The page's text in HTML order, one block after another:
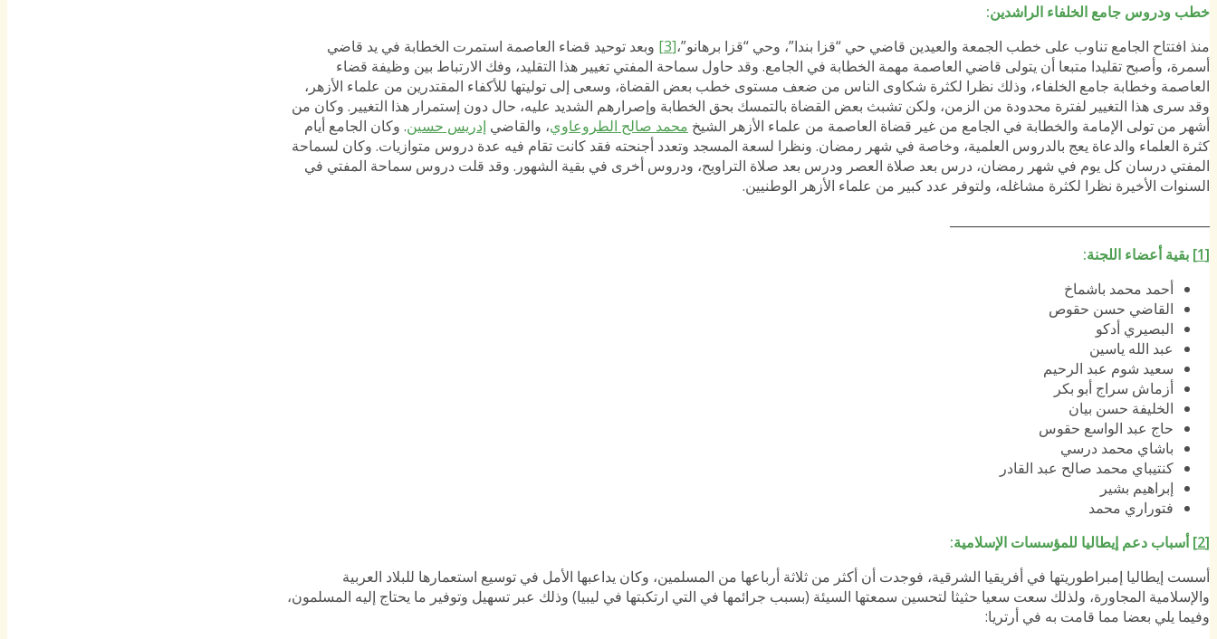
خطب ودروس جامع الخلفاء الراشدين:
منذ افتتاح الجامع تناوب على خطب الجمعة والعيدين قاضي حي “قزا بندا”، وحي “قزا برهانو”،[3]
وبعد توحيد قضاء العاصمة استمرت الخطابة في يد قاضي
أسمرة، وأصبح تقليدا متبعا أن يتولى قاضي العاصمة مهمة الخطابة في الجامع. وقد حاول سماحة المفتي تغيير هذا التقليد، وفك الارتباط بين وظيفة قضاء
العاصمة وخطابة جامع الخلفاء، وذلك نظرا لكثرة شكاوى الناس من ضعف مستوى خطب بعض القضاة، وسعى إلى توليتها للأكفاء المقتدرين من علماء الأزهر،
وقد سرى هذا التغيير لفترة محدودة من الزمن، ولكن تشبث بعض القضاة بالتمسك بحق الخطابة وإصرارهم الشديد عليه، حال دون إستمرار هذا التغيير. وكان من
أشهر من تولى الإمامة والخطابة في الجامع من غير قضاة العاصمة من علماء الأزهر الشيخ محمد صالح الطروعاوي، والقاضي إدريس حسين. وكان الجامع أيام
كثرة العلماء والدعاة يعج بالدروس العلمية، وخاصة في شهر رمضان. ونظرا لسعة المسجد وتعدد أجنحته فقد كانت تقام فيه عدة دروس متوازيات. وكان لسماحة
المفتي درسان كل يوم في شهر رمضان، درس بعد صلاة العصر ودرس بعد صلاة التراويح، ودروس أخرى في بقية الشهور. وقد قلت دروس سماحة المفتي في
السنوات الأخيرة نظرا لكثرة مشاغله، ولتوفر عدد كبير من علماء الأزهر الوطنيين.
[1]
بقية أعضاء اللجنة:
أحمد محمد باشماخ
القاضي حسن حقوص
البصيري أدكو
عبد الله ياسين
سعيد شوم عبد الرحيم
أزماش سراج أبو بكر
الخليفة حسن بيان
حاج عبد الواسع حقوس
باشاي محمد درسي
كنتيباي محمد صالح عبد القادر
إبراهيم بشير
فتوراري محمد
[2]
أسباب دعم إيطاليا للمؤسسات الإسلامية:
أسست إيطاليا إمبراطوريتها في أفريقيا الشرقية، فوجدت أن أكثر من ثلاثة أرباعها من المسلمين، وكان يداعبها الأمل في توسيع استعمارها للبلاد العربية
والإسلامية المجاورة، ولذلك سعت سعيا حثيثا لتحسين سمعتها السيئة (بسبب جرائمها في التي ارتكبتها في ليبيا) وذلك عبر تسهيل وتوفير ما يحتاج إليه المسلمون،
وفيما يلي بعضا مما قامت به في أرتريا: